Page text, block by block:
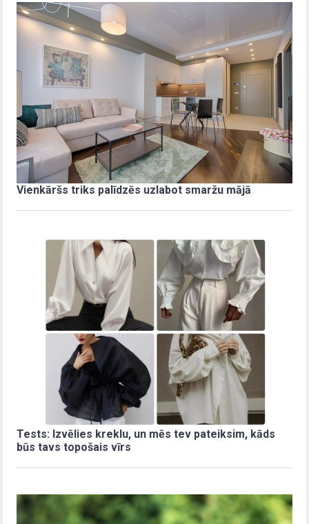
Vienkāršs triks palīdzēs uzlabot smaržu mājā
Tests: Izvēlies kreklu, un mēs tev pateiksim, kāds
būs tavs topošais vīrs